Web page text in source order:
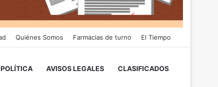
Quiénes Somos Farmacias de turno El Tiempo
POLÍTICA AVISOS LEGALES CLASIFICADOS